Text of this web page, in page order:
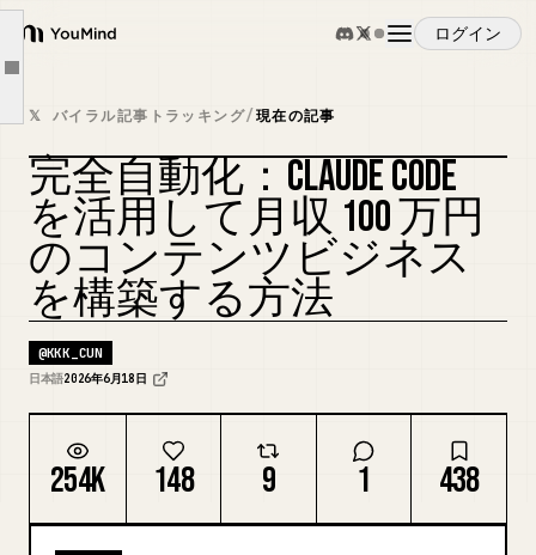
YouMind
ログイン
概要
ユースケース
スキル
プロンプト
料金
ダウンロード
Article outline
【第5章：各部隊の動かし方】
役割 フォロワーへのリプ、いいね対象アカウントの選定、引用ポストの作成を担当する。 ## 出力形式 ・リプ案：3パターン ・引用ポスト案：2パターン ・いいね対象アカウント：条件に合うアカウントを5件リストアップ ## 禁止事項 ・馴れ馴れしい口調にしない ・中身のない相槌リプを作らない
役割 教育・信頼構築を目的とした無料noteの構成と本文を作成する。 ## 出力形式 ・タイトル案：3パターン ・目次：7章構成 ・各章：1,500字前後 ## 禁止事項 ・売り込み口調にしない ・抽象的な結論で締めない ・感情的まとめを使わない
役割 収益化を目的とした有料noteの構成・本文・販売ページを作成する。 ## 出力形式 ・販売ページのキャッチコピー：3案 ・目次：7章構成 ・各章：2,000字前後 ・価格帯の提案：3パターン ## 禁止事項 ・誇張表現を使わない ・再現性を断言しない ・景表法に抵触する表現を使わない
【第6章：社長ポジションとしての1日の流れ】
【第7章：この構造を回し続けるために】
𝕏 バイラル記事トラッキング/現在の記事
カバーをリミックス
完全自動化：CLAUDE CODE
を活用して月収 100 万円
のコンテンツビジネス
を構築する方法
@KKK_CUN
日本語2026年6月18日
254K 148 9 1 438